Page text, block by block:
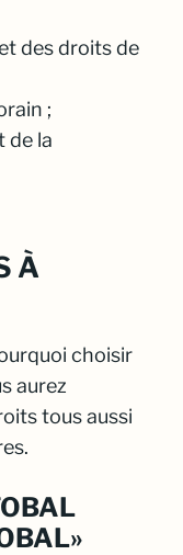
des droits de
;
de la
À
choisir
aurez
tous aussi